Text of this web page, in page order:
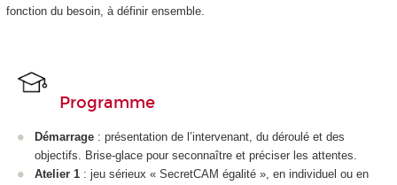
fonction du besoin, à définir ensemble.
Programme
Démarrage : présentation de l’intervenant, du déroulé et des
objectifs. Brise-glace pour seconnaître et préciser les attentes.
Atelier 1 : jeu sérieux « SecretCAM égalité », en individuel ou en